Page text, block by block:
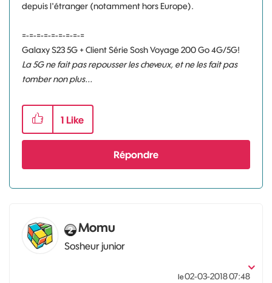
depuis l'étranger (notamment hors Europe).
=-=-=-=-=-=-=-=-=
Galaxy S23 5G + Client Série Sosh Voyage 200 Go 4G/5G!
La 5G ne fait pas repousser les cheveux, et ne les fait pas
tomber non plus...
1 Like
Répondre
Momu
Sosheur junior
le‎02-03-201807:48